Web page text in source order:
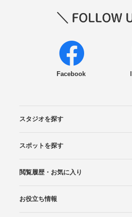
Facebook
スタジオを探す
エリアから探す
こだわりから探す
NEW PHOTO STYLE
プランから探す
フォトタイプ診断
フォトグラファーから探す
国内リゾートから探す
スポットを探す
ロケーションから探す
スタジオから探す
閲覧履歴・お気に入り
閲覧スタジオ
お気に入り
お役立ち情報